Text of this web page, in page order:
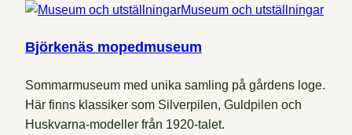
Museum och utställningar
Björkenäs mopedmuseum
Sommarmuseum med unika samling på gårdens loge.
Här finns klassiker som Silverpilen, Guldpilen och
Huskvarna-modeller från 1920-talet.